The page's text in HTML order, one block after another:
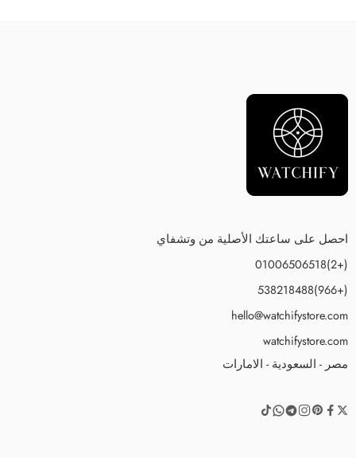
احصل على ساعتك الأصلية من وتشفاي
(+2)01006506518
(+966)538218488
hello@watchifystore.com
watchifystore.com
مصر - السعودية - الامارات